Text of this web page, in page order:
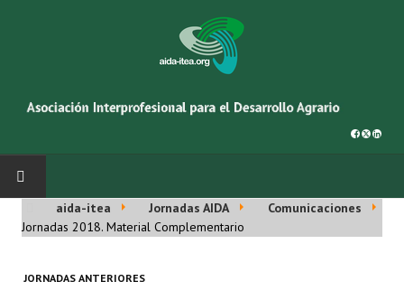
INICIO
aida-itea Jornadas AIDA
Comunicaciones
Jornadas 2018. Material Complementario
JORNADAS ANTERIORES